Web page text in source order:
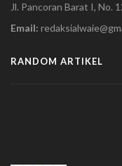
Jl. Pancoran Barat I, No.
Email:
RANDOM ARTIKEL